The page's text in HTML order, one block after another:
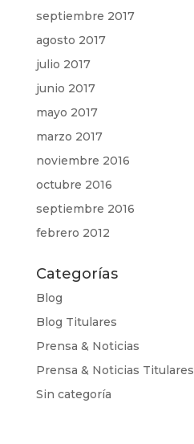
septiembre 2017
agosto 2017
julio 2017
junio 2017
mayo 2017
marzo 2017
noviembre 2016
octubre 2016
septiembre 2016
febrero 2012
Categorías
Blog
Blog Titulares
Prensa & Noticias
Prensa & Noticias Titulares
Sin categoría